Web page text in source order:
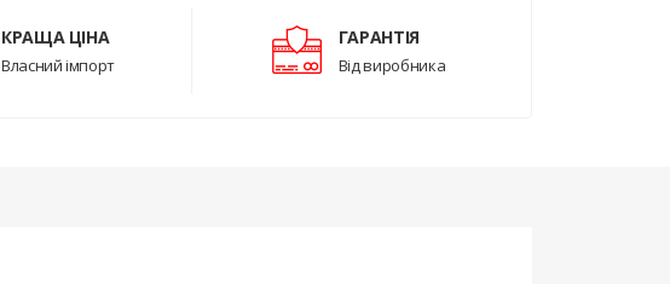
КРАЩА ЦІНА
Власний імпорт
ГАРАНТІЯ
Від виробника